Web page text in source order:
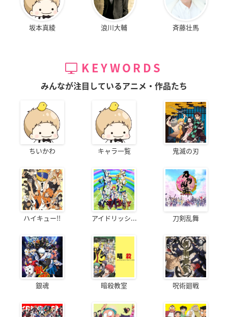
坂本真綾 浪川大輔 斉藤壮馬
KEYWORDS
みんなが注目しているアニメ・作品たち
ちいかわ キャラ一覧 鬼滅の刃
ハイキュー!! アイドリッシ... 刀剣乱舞
銀魂 暗殺教室 呪術廻戦